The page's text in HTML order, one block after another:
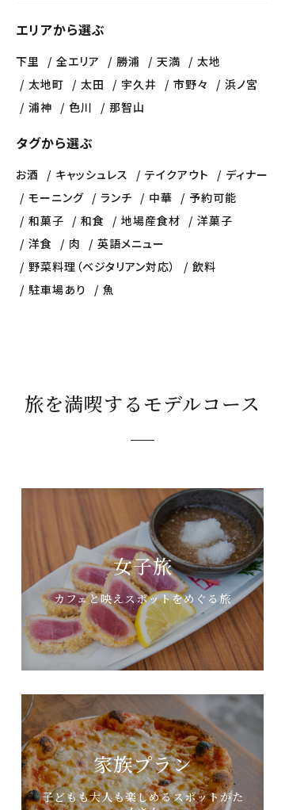
エリアから選ぶ
下里 全エリア 勝浦 天満
太地
太地町
太田 宇久井 市野々
浜ノ宮
浦神
色川 那智山
タグから選ぶ
お酒 キャッシュレス テイクアウト
ディナー
モーニング
ランチ 中華
予約可能
和菓子
和食 地場産食材
洋菓子
洋食
肉
英語メニュー
野菜料理（ベジタリアン対応）
飲料
駐車場あり
魚
旅を満喫するモデルコース
女子旅
カフェと映えスポットをめぐる旅
家族プラン
子どもも大人も楽しめるスポットがた